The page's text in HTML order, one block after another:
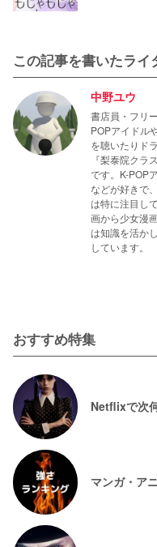
この記事を書いたライ
中野ユウ
書店員・フリ
POPアイドル
を聴いたりド
『梨泰院ク
です。K-POP
などが好きで
は特に注目し
画から少女漫
は知識を活か
しています。
おすすめ特集
Netflixで次
マンガ・ア